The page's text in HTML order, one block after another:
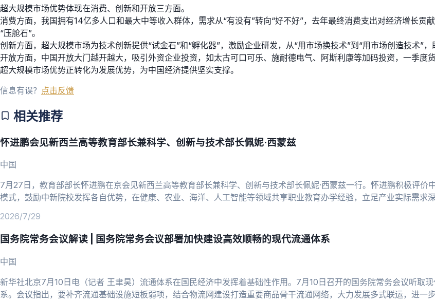
超大规模市场优势体现在消费、创新和开放三方面。
消费方面，我国拥有14亿多人口和最大中等收入群体，需求从“有没有”转向“好不好”，去年最终消费支出对经济增长
“压舱石”。
创新方面，超大规模市场为技术创新提供“试金石”和“孵化器”，激励企业研发，从“用市场换技术”到“用市场创造技术”，
开放方面，中国开放大门越开越大，吸引外资企业投资，如太古可口可乐、施耐德电气、阿斯利康等加码投资，一季度
超大规模市场优势正转化为发展优势，为中国经济提供坚实支撑。
信息有误？ 点击反馈
相关推荐
怀进鹏会见新西兰高等教育部长兼科学、创新与技术部长佩妮·西蒙兹
中国
7月27日，教育部部长怀进鹏在京会见新西兰高等教育部长兼科学、创新与技术部长佩妮·西蒙兹一行。怀进鹏积极评
模式，鼓励中新院校发挥各自优势，在健康、农业、海洋、人工智能等领域共享职业教育办学经验，立足产业实际需求
2026/7/29
国务院常务会议解读 | 国务院常务会议部署加快建设高效顺畅的现代流通体系
中国
新华社北京7月10日电（记者 王聿昊）流通体系在国民经济中发挥着基础性作用。7月10日召开的国务院常务会议听取
系。会议指出，要补齐流通基础设施短板弱项，结合物流网建设打造重要商品骨干流通网络，大力发展多式联运，进